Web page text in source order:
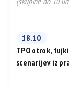
18.10
TPO otrok,
scenarijev iz